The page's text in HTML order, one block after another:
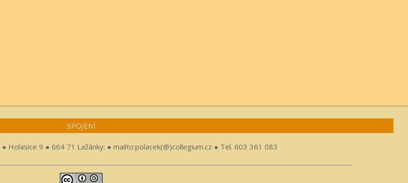
SPOJENÍ
● Holasice 9 ● 664 71 Lažánky; ● mailto:polacek(@)collegium.cz ● Tel. 603 361 083